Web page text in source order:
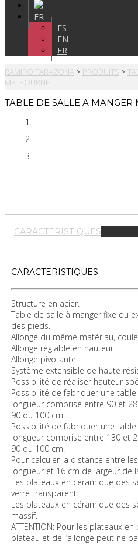
FR
ES
EN
FR
RAMIRO TARAZONA > PRODUITS >
MELBOURNE
TABLE DE SALLE A
CARACTERISTIQUES
CARACTERISTIQUES
Structure en acier.
Table de salle à manger fixe ou
des pieds.
Allonge du même matériau,
Allonge réglable en hauteur.
Allonge pivotante.
Système extensible de haute
Possibilité de réaliser hauteur
Possibilité de fabriquer une
longueur comprise entre 90 et
90 ou 100 cm.
Possibilité de fabriquer une
longueur comprise entre 130 et
90 ou 100 cm.
Pour calculer la distance entre
longueur et 16 cm de largeur de
Les plateaux en céramique des
verre transparent.
Les plateaux en céramique des
massif.
ATTENTION: Pour les plateaux
plateau et de l’allonge peut ne